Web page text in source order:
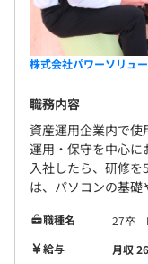
株式会社パワーソリュ
職務内容
資産運用企業内で使
運用・保守を中心に
入社したら、研修
は、パソコンの基礎
職種名
27卒
給与
月収